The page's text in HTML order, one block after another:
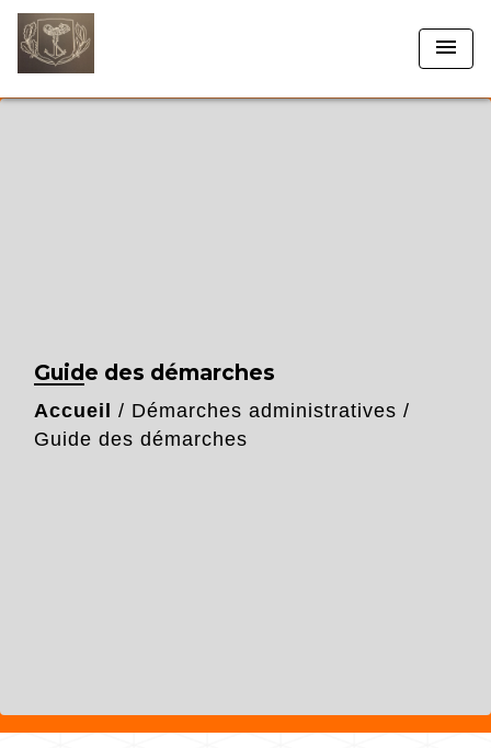
menu
Guide des démarches
Accueil / Démarches administratives /
Guide des démarches